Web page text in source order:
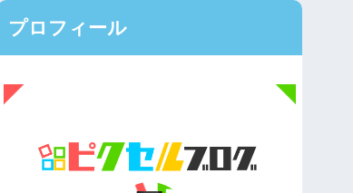
プロフィール